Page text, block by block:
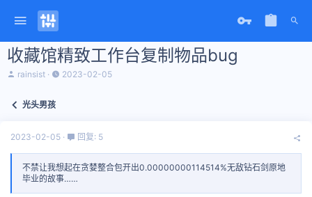
收藏馆精致工作台复制物品bug
主
起
rainsist
开
2023-02-05
光头男孩
2023-02-05 回复: 5
不禁让我想起在贪婪整合包开出0.00000000114514%无敌钻石剑原地
毕业的故事……